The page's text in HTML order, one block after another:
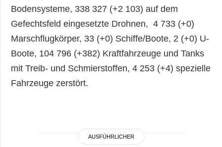
Bodensysteme, 338 327 (+2 103) auf dem
Gefechtsfeld eingesetzte Drohnen, 4 733 (+0)
Marschflugkörper, 33 (+0) Schiffe/Boote, 2 (+0) U-
Boote, 104 796 (+382) Kraftfahrzeuge und Tanks
mit Treib- und Schmierstoffen, 4 253 (+4) spezielle
Fahrzeuge zerstört.
AUSFÜHRLICHER